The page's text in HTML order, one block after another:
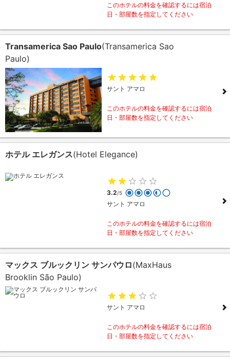
このホテルの料金を確認するには宿泊
日・部屋数を指定してください
Transamerica Sao Paulo(Transamerica Sao
Paulo)
サント アマロ
このホテルの料金を確認するには宿泊
日・部屋数を指定してください
ホテル エレガンス(Hotel Elegance)
3.2/5
サント アマロ
このホテルの料金を確認するには宿泊
日・部屋数を指定してください
マックス ブルックリン サンパウロ(MaxHaus
Brooklin São Paulo)
サント アマロ
このホテルの料金を確認するには宿泊
日・部屋数を指定してください